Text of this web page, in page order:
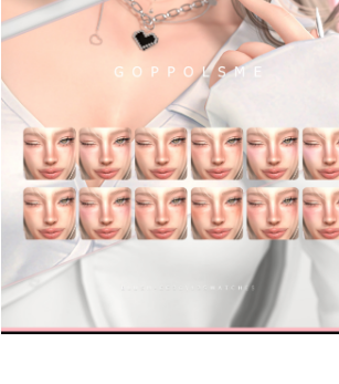
Goppolsme - GOLD - Blush CC38